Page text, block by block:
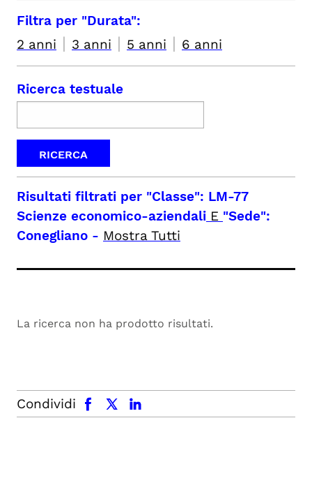
Filtra per "Durata":
2 anni | 3 anni | 5 anni | 6 anni
Ricerca testuale
Risultati filtrati per "Classe": LM-77
Scienze economico-aziendali E "Sede":
Conegliano - Mostra Tutti
La ricerca non ha prodotto risultati.
Condividi
facebook x.com linkedin